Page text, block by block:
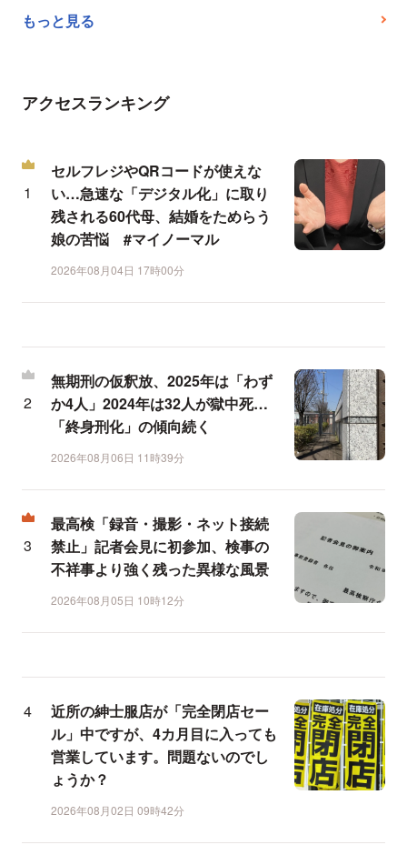
もっと見る
アクセスランキング
セルフレジやQRコードが使えな
い…急速な「デジタル化」に取り
残される60代母、結婚をためらう
娘の苦悩 #マイノーマル
2026年08月04日 17時00分
無期刑の仮釈放、2025年は「わず
か4人」2024年は32人が獄中死…
「終身刑化」の傾向続く
2026年08月06日 11時39分
最高検「録音・撮影・ネット接続
禁止」記者会見に初参加、検事の
不祥事より強く残った異様な風景
2026年08月05日 10時12分
近所の紳士服店が「完全閉店セー
ル」中ですが、4カ月目に入っても
営業しています。問題ないのでし
ょうか？
2026年08月02日 09時42分